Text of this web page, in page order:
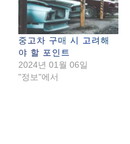
중고차 구매 시 고려해
야 할 포인트
2024년 01월 06일
"정보"에서